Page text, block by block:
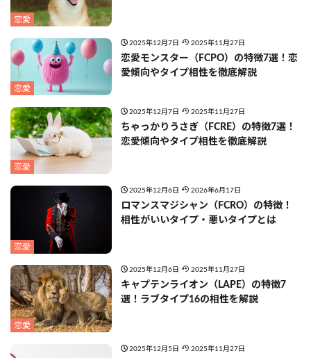
恋愛
恋愛
2025年12月7日 2025年11月27日
恋愛モンスター（FCPO）の特徴7選！恋
愛傾向やタイプ相性を徹底解説
恋愛
2025年12月7日 2025年11月27日
ちゃっかりうさぎ（FCRE）の特徴7選！
恋愛傾向やタイプ相性を徹底解説
恋愛
2025年12月6日 2026年6月17日
ロマンスマジシャン（FCRO）の特徴！
相性がいいタイプ・悪いタイプとは
恋愛
2025年12月6日 2025年11月27日
キャプテンライオン（LAPE）の特徴7
選！ラブタイプ16の相性を解説
2025年12月5日 2025年11月27日